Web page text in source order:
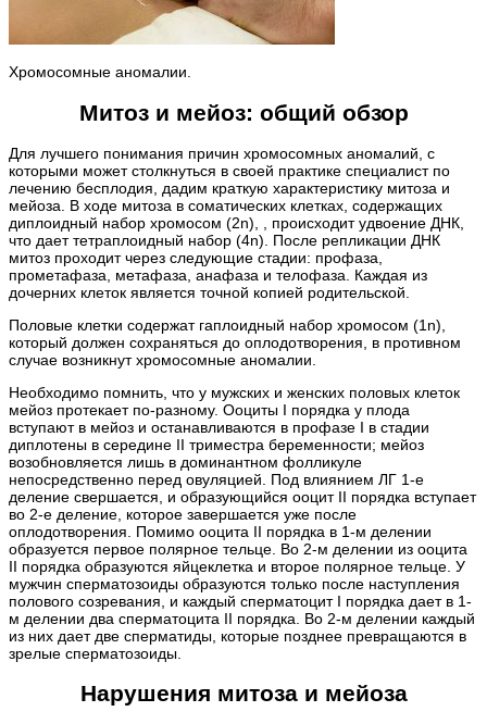
Хромосомные аномалии.
Митоз и мейоз: общий обзор
Для лучшего понимания причин хромосомных аномалий, с
которыми может столкнуться в своей практике специалист по
лечению бесплодия, дадим краткую характеристику митоза и
мейоза. В ходе митоза в соматических клетках, содержащих
диплоидный набор хромосом (2n), , происходит удвоение ДНК,
что дает тетраплоидный набор (4n). После репликации ДНК
митоз проходит через следующие стадии: профаза,
прометафаза, метафаза, анафаза и телофаза. Каждая из
дочерних клеток является точной копией родительской.
Половые клетки содержат гаплоидный набор хромосом (1n),
который должен сохраняться до оплодотворения, в противном
случае возникнут хромосомные аномалии.
Необходимо помнить, что у мужских и женских половых клеток
мейоз протекает по-разному. Ооциты I порядка у плода
вступают в мейоз и останавливаются в профазе I в стадии
диплотены в середине II триместра беременности; мейоз
возобновляется лишь в доминантном фолликуле
непосредственно перед овуляцией. Под влиянием ЛГ 1-е
деление свершается, и образующийся ооцит II порядка вступает
во 2-е деление, которое завершается уже после
оплодотворения. Помимо ооцита II порядка в 1-м делении
образуется первое полярное тельце. Во 2-м делении из ооцита
II порядка образуются яйцеклетка и второе полярное тельце. У
мужчин сперматозоиды образуются только после наступления
полового созревания, и каждый сперматоцит I порядка дает в 1-
м делении два сперматоцита II порядка. Во 2-м делении каждый
из них дает две сперматиды, которые позднее превращаются в
зрелые сперматозоиды.
Нарушения митоза и мейоза